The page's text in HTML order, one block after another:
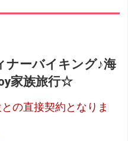
ナーバイキング♪海
家族旅行☆
との直接契約となりま